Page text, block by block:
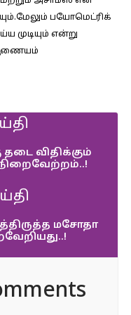
பயோமெட்ரிக்
என்று
தடை விதிக்கும்
மசோதா